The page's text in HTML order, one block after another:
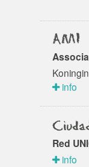
AMI
info
Red
info